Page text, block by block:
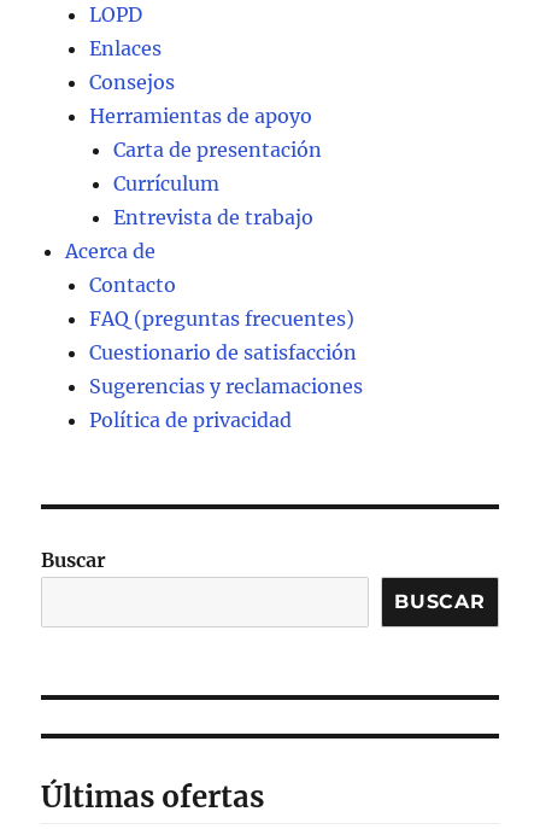
LOPD
Enlaces
Consejos
Herramientas de apoyo
Carta de presentación
Currículum
Entrevista de trabajo
Acerca de
Contacto
FAQ (preguntas frecuentes)
Cuestionario de satisfacción
Sugerencias y reclamaciones
Política de privacidad
Buscar
BUSCAR
Últimas ofertas